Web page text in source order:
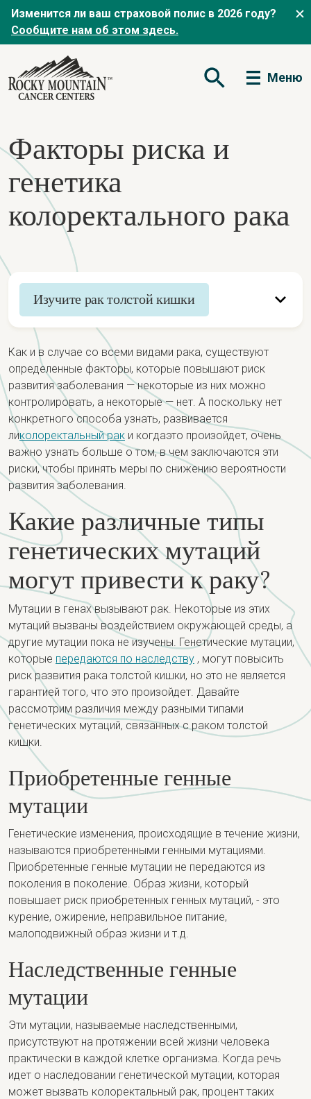
Изменится ли ваш страховой полис в 2026 году?
Сообщите нам об этом здесь.
Открытая форма
Меню
Факторы риска и
генетика
колоректального рака
Изучите рак толстой кишки
Обзор
Обнаружение и диагностика
Факторы риска и генетика
Скрининг
Признаки и симптомы
Недавно поставили диагноз?
Постановка и типы
Инсценировка
Типы
Рецидивирующий колоректальный рак
Лечение
Команда по лечению колоректального рака
Варианты лечения
Хирургия
Лечение по стадиям
Как и в случае со всеми видами рака, существуют
определенные факторы, которые повышают риск
развития заболевания — некоторые из них можно
контролировать, а некоторые — нет. А поскольку нет
конкретного способа узнать, развивается
ликолоректальный рак и когдаэто произойдет, очень
важно узнать больше о том, в чем заключаются эти
риски, чтобы принять меры по снижению вероятности
развития заболевания.
Какие различные типы
генетических мутаций
могут привести к раку?
Мутации в генах вызывают рак. Некоторые из этих
мутаций вызваны воздействием окружающей среды, а
другие мутации пока не изучены. Генетические мутации,
которые передаются по наследству , могут повысить
риск развития рака толстой кишки, но это не является
гарантией того, что это произойдет. Давайте
рассмотрим различия между разными типами
генетических мутаций, связанных с раком толстой
кишки.
Приобретенные генные
мутации
Генетические изменения, происходящие в течение жизни,
называются приобретенными генными мутациями.
Приобретенные генные мутации не передаются из
поколения в поколение. Образ жизни, который
повышает риск приобретенных генных мутаций, - это
курение, ожирение, неправильное питание,
малоподвижный образ жизни и т.д.
Наследственные генные
мутации
Эти мутации, называемые наследственными,
присутствуют на протяжении всей жизни человека
практически в каждой клетке организма. Когда речь
идет о наследовании генетической мутации, которая
может вызвать колоректальный рак, процент таких